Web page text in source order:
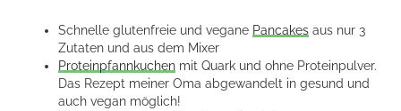
Schnelle glutenfreie und vegane Pancakes aus nur 3
Zutaten und aus dem Mixer
Proteinpfannkuchen mit Quark und ohne Proteinpulver.
Das Rezept meiner Oma abgewandelt in gesund und
auch vegan möglich!